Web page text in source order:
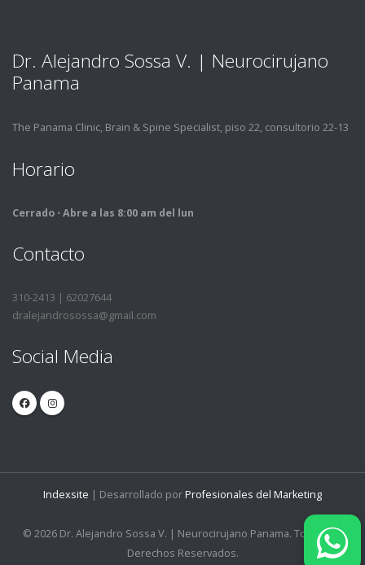
Dr. Alejandro Sossa V. | Neurocirujano
Panama
The Panama Clinic, Brain & Spine Specialist, piso 22, consultorio 22-13
Horario
Cerrado ⋅ Abre a las 8:00 am del lun
Contacto
310-2413 | 62027644
dralejandrosossa@gmail.com
Social Media
Indexsite | Desarrollado porProfesionales del Marketing
© 2026 Dr. Alejandro Sossa V. | Neurocirujano Panama. Todos los
Derechos Reservados.